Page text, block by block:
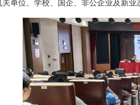
关单位、学校、国企、非公企业及新业